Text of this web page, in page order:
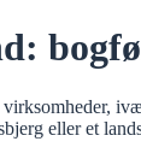
eller et